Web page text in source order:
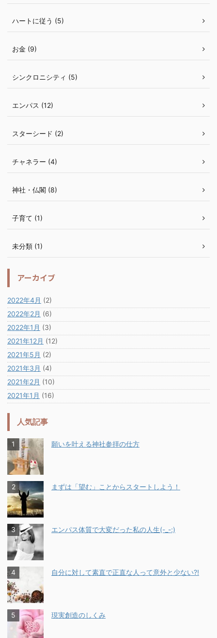
ハートに従う (5)
お金 (9)
シンクロニシティ (5)
エンパス (12)
スターシード (2)
チャネラー (4)
神社・仏閣 (8)
子育て (1)
未分類 (1)
アーカイブ
2022年4月 (2)
2022年2月 (6)
2022年1月 (3)
2021年12月 (12)
2021年5月 (2)
2021年3月 (4)
2021年2月 (10)
2021年1月 (16)
人気記事
願いを叶える神社参拝の仕方
まずは「望む」ことからスタートしよう！
エンパス体質で大変だった私の人生(-_-;)
自分に対して素直で正直な人って意外と少ない⁈
現実創造のしくみ